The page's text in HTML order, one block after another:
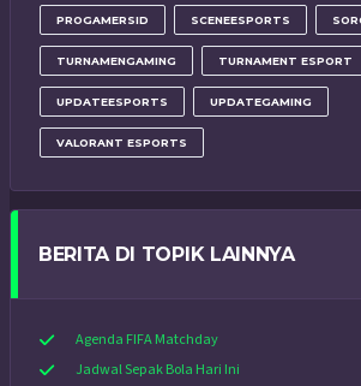
PROGAMERSID SCENEESPORTS
TURNAMENGAMING TURNAMENT ESPORT
UPDATEESPORTS UPDATEGAMING
VALORANT ESPORTS
BERITA DI TOPIK LAINNYA
Agenda FIFA Matchday
Jadwal Sepak Bola Hari Ini